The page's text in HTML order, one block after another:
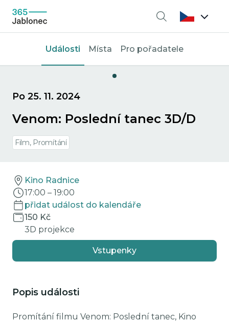
Vyhledávání
Události Místa Pro pořadatele
Po 25. 11. 2024
Venom: Poslední tanec 3D/D
Film, Promítání
Kino Radnice
17:00 – 19:00
přidat událost do kalendáře
150 Kč
3D projekce
Vstupenky
Popis události
Promítání filmu Venom: Poslední tanec, Kino